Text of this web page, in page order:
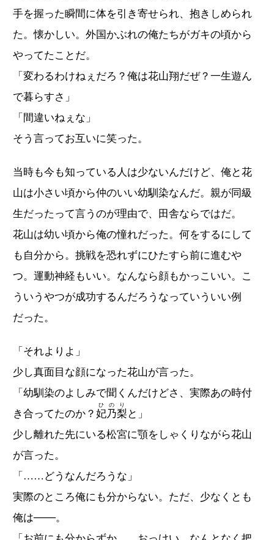
手を握った瞬間に体を引き寄せられ、抱きしめられ
た。懐かしい。外国かぶれの俺たちがガキの頃から
やってたことだ。
「変わるわけねぇだろ？俺は花山翔だぜ？一生遊ん
で暮らすさ」
「間違いねぇな」
そう言ってお互いに笑った。
当時も今も知っている人は少ないんだけど、俺と花
山は小さい頃から仲のいい幼馴染なんだ。親が同級
生だったって言うのが理由で、田舎ならではだ。
花山は幼い頃から俺の憧れだった。何をするにして
も自分から。挑戦を恐れずにひたすら前に進むや
つ。運動神経もいい。なんなら顔もかっこいい。こ
ういうやつが成功するんだろうなっていういい例
だった。
「それよりよ」
少し真面目な顔になった花山が言った。
「幼馴染のよしみで聞くんだけどさ、実際あの時付
き合ってたのか？ 妃乃梨
ひのり
と」
少し離れた先にいる松宮に顎をしゃくりながら花山
が言った。
「……どうなんだろうな」
実際のところ俺にも分からない。ただ、少なくとも
俺は───。